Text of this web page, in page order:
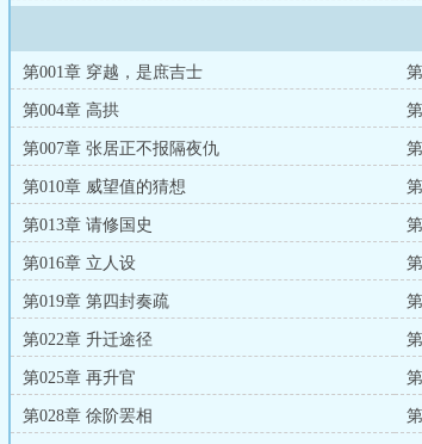
第001章 穿越，是庶吉士
第004章 高拱
第007章 张居正不报隔夜仇
第010章 威望值的猜想
第013章 请修国史
第016章 立人设
第019章 第四封奏疏
第022章 升迁途径
第025章 再升官
第028章 徐阶罢相